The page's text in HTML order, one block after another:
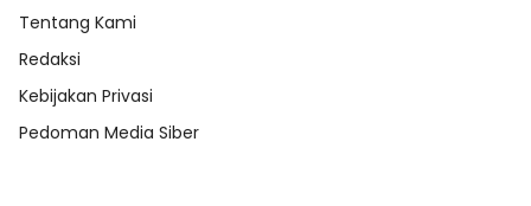
Tentang Kami
Redaksi
Kebijakan Privasi
Pedoman Media Siber